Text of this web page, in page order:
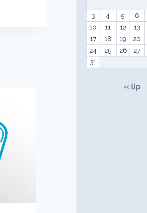
3
4 5 6
10
11 12 13
17
18 19 20
24
25 26 27
31
« lip